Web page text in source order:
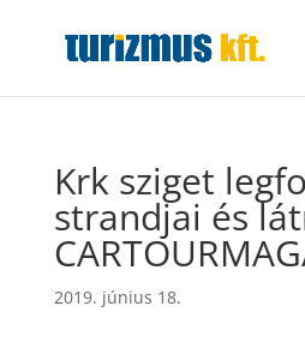
Krk sziget
strandjai és
2019. június 18.